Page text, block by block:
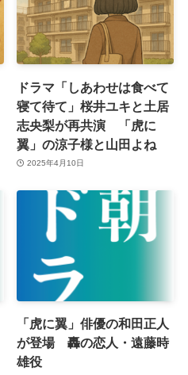
ドラマ「しあわせは食べて
寝て待て」桜井ユキと土居
志央梨が再共演 「虎に
翼」の涼子様と山田よね
2025年4月10日
「虎に翼」俳優の和田正人
が登場 轟の恋人・遠藤時
雄役